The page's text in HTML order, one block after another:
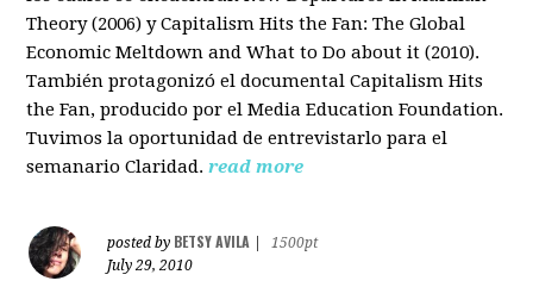
Theory (2006) y Capitalism Hits the Fan: The Global
Economic Meltdown and What to Do about it (2010).
También protagonizó el documental Capitalism Hits
the Fan, producido por el Media Education Foundation.
Tuvimos la oportunidad de entrevistarlo para el
semanario Claridad. read more
posted by BETSY AVILA
1500pt
July 29, 2010